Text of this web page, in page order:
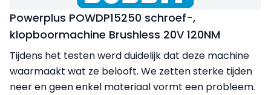
Powerplus POWDP15250 schroef-,
klopboormachine Brushless 20V 120NM
Tijdens het testen werd duidelijk dat deze machine
waarmaakt wat ze belooft. We zetten sterke tijden
neer en geen enkel materiaal vormt een probleem.